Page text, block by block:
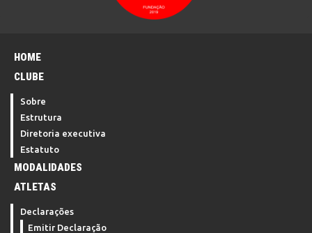
HOME
CLUBE
Sobre
Estrutura
Diretoria executiva
Estatuto
MODALIDADES
ATLETAS
Declarações
Emitir Declaração